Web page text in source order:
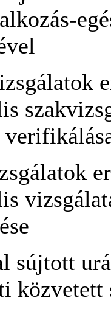
közvetett